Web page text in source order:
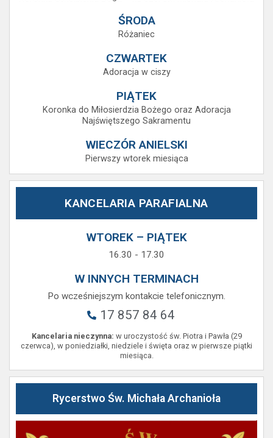
ŚRODA
Różaniec
CZWARTEK
Adoracja w ciszy
PIĄTEK
Koronka do Miłosierdzia Bożego oraz Adoracja
Najświętszego Sakramentu
WIECZÓR ANIELSKI
Pierwszy wtorek miesiąca
KANCELARIA PARAFIALNA
WTOREK – PIĄTEK
16.30 - 17.30
W INNYCH TERMINACH
Po wcześniejszym kontakcie telefonicznym.
17 857 84 64
Kancelaria nieczynna: w uroczystość św. Piotra i Pawła (29
czerwca), w poniedziałki, niedziele i święta oraz w pierwsze piątki
miesiąca.
Rycerstwo Św. Michała Archanioła